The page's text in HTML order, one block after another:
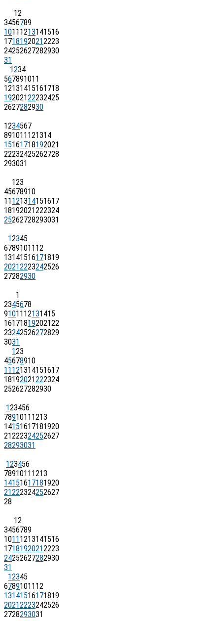
12
3456789
1011 1213141516
17181920212223
24252627282930
31
1234
567891011
12131415161718
19202122232425
2627282930
1234567
891011 121314
15161718192021
22232425262728
293031
123
45678910
11 121314151617
18192021222324
25262728293031
12345
67891011 12
13141516171819
20212223242526
27282930
1
2345678
91011 12131415
16171819202122
23242526272829
3031
123
45678910
11 121314151617
18192021222324
252627282930
123456
7891011 1213
14151617181920
21222324252627
28293031
123456
7891011 1213
14151617181920
21222324252627
28
12
3456789
1011 1213141516
17181920212223
24252627282930
31
12345
67891011 12
13141516171819
20212223242526
2728293031